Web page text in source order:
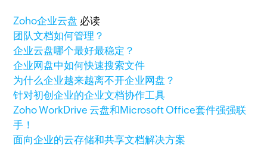
Zoho企业云盘 必读
团队文档如何管理？
企业云盘哪个最好最稳定？
企业网盘中如何快速搜索文件
为什么企业越来越离不开企业网盘？
针对初创企业的企业文档协作工具
Zoho WorkDrive 云盘和Microsoft Office套件强强联
手！
面向企业的云存储和共享文档解决方案